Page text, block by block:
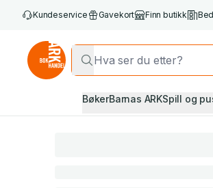
Kundeservice Gavekort Finn butikk
BøkerBarnas ARKSpill og